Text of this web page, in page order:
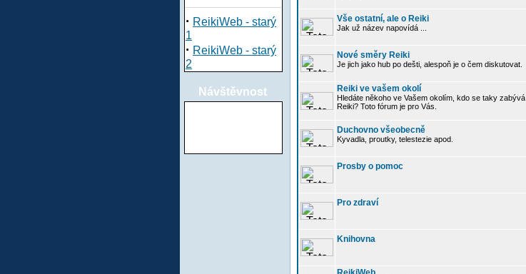
· ReikiWeb - starý
1
· ReikiWeb - starý
2
Návštěvnost
Vše ostatní, ale o Reiki
Jak už název napovídá ...
Nové směry Reiki
Je jich jako hub po dešti, alespoň je o čem diskutovat.
Reiki ve vašem okolí
Hledáte někoho ve Vašem okolím, kdo se taky zabývá
Reiki? Toto fórum je pro Vás.
Duchovno všeobecně
Kyvadla, proutky, telestezie apod.
Prosby o pomoc
Pro zdraví
Knihovna